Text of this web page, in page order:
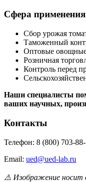
Сфера применения
Сбор урожая
Таможенный
Оптовые
Розничная
Контроль перед
Наши специалисты
ваших научных,
Контакты
Телефон: 8 (800) 703-
Email: ued@ued-lab.ru
⚠️ Изображение носит